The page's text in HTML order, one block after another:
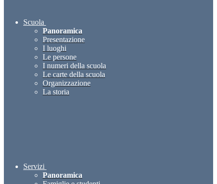
Scuola
Panoramica
Presentazione
I luoghi
Le persone
I numeri della scuola
Le carte della scuola
Organizzazione
La storia
Servizi
Panoramica